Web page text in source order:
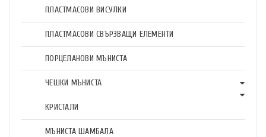
ПЛАСТМАСОВИ ВИСУЛКИ
ПЛАСТМАСОВИ СВЪРЗВАЩИ ЕЛЕМЕНТИ
ПОРЦЕЛАНОВИ МЪНИСТА
ЧЕШКИ МЪНИСТА
КРИСТАЛИ
МЪНИСТА ШАМБАЛА